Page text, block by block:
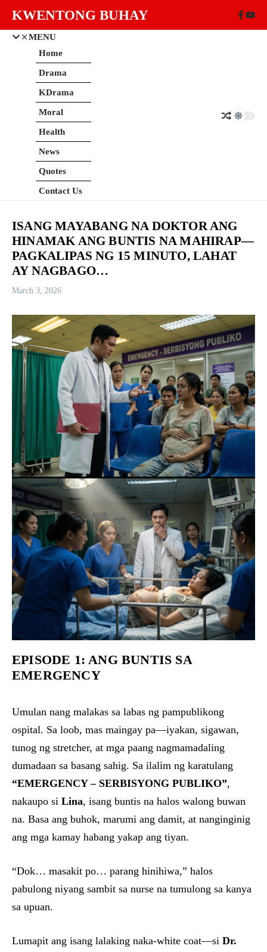
KWENTONG BUHAY
MENU
Home
Drama
KDrama
Moral
Health
News
Quotes
Contact Us
ISANG MAYABANG NA DOKTOR ANG
HINAMAK ANG BUNTIS NA MAHIRAP—
PAGKALIPAS NG 15 MINUTO, LAHAT
AY NAGBAGO…
March 3, 2026
EPISODE 1: ANG BUNTIS SA
EMERGENCY
Umulan nang malakas sa labas ng pampublikong
ospital. Sa loob, mas maingay pa—iyakan, sigawan,
tunog ng stretcher, at mga paang nagmamadaling
dumadaan sa basang sahig. Sa ilalim ng karatulang
“EMERGENCY – SERBISYONG PUBLIKO”,
nakaupo si Lina, isang buntis na halos walong buwan
na. Basa ang buhok, marumi ang damit, at nanginginig
ang mga kamay habang yakap ang tiyan.
“Dok… masakit po… parang hinihiwa,” halos
pabulong niyang sambit sa nurse na tumulong sa kanya
sa upuan.
Lumapit ang isang lalaking naka-white coat—si Dr.